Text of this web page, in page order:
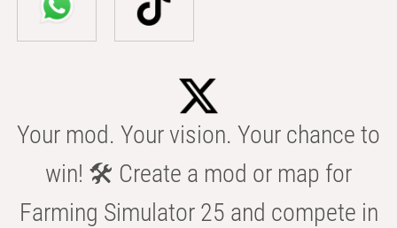
Your mod. Your vision. Your chance to
win! 🛠️ Create a mod or map for
Farming Simulator 25 and compete in